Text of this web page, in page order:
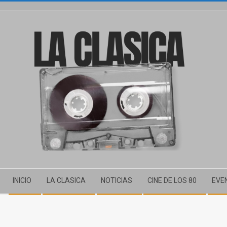
INICIO LA CLASICA NOTICIAS CINE DE LOS 80